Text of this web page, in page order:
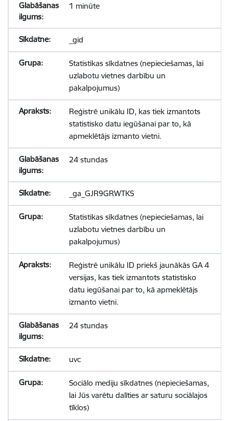
1 minūte
_gid
Statistikas sīkdatnes (nepieciešamas, lai
uzlabotu vietnes darbību un
pakalpojumus)
Reģistrē unikālu ID, kas tiek izmantots
statistisko datu iegūšanai par to, kā
apmeklētājs izmanto vietni.
24 stundas
_ga_GJR9GRWTKS
Statistikas sīkdatnes (nepieciešamas, lai
uzlabotu vietnes darbību un
pakalpojumus)
Reģistrē unikālu ID priekš jaunākās GA 4
versijas, kas tiek izmantots statistisko
datu iegūšanai par to, kā apmeklētājs
izmanto vietni.
24 stundas
uvc
Sociālo mediju sīkdatnes (nepieciešamas,
lai Jūs varētu dalīties ar saturu sociālajos
tīklos)